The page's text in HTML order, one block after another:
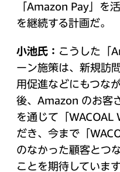
「Amazon Pay」を
を継続する計画だ。
小池氏： こうした「
ーン施策は、新規訪
用促進などにもつな
後、Amazon のお客
を通じて「WACOAL
だき、今まで「
のなかった顧客とつ
ことを期待しています